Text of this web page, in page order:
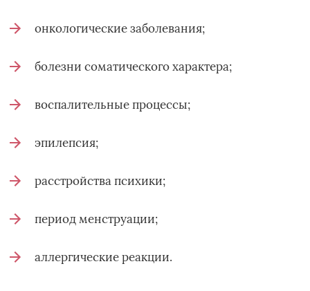
онкологические заболевания;
болезни соматического характера;
воспалительные процессы;
эпилепсия;
расстройства психики;
период менструации;
аллергические реакции.